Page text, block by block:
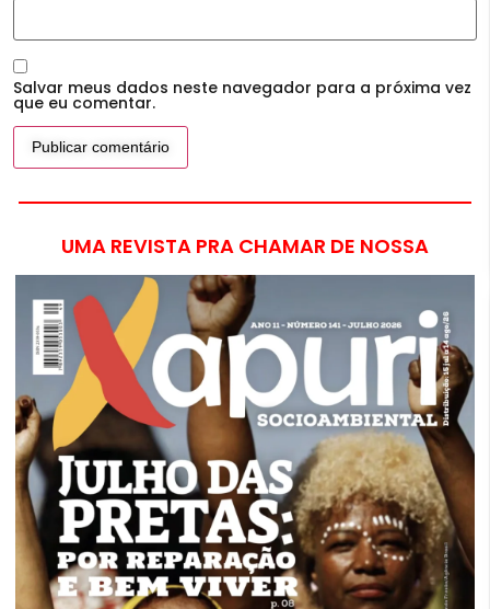
Salvar meus dados neste navegador para a próxima vez
que eu comentar.
UMA REVISTA PRA CHAMAR DE NOSSA